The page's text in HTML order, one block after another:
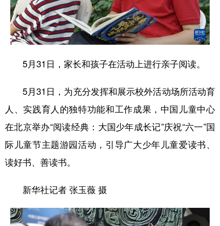
食品 人居 信息化 数字经济
学术中国 乡村振兴 银龄 溯源中国
城市 旅游 能源 会展
彩票 娱乐 时尚 悦读
公益 一带一路 亚太网 上市公司
文化产业
地方频道
北京
辽宁 吉林
浙江 安徽 福建 江西
5月31日，家长和孩子在活动上进行亲子阅读。
5月31日，为充分发挥和展示校外活动场所活动育
人、实践育人的独特功能和工作成果，中国儿童中心
在北京举办“阅读经典：大国少年成长记”庆祝“六一”国
际儿童节主题游园活动，引导广大少年儿童爱读书、
读好书、善读书。
新华社记者 张玉薇 摄